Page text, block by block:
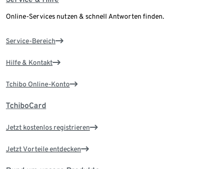
Online-Services nutzen & schnell Antworten finden.
Service-Bereich
Hilfe & Kontakt
Tchibo Online-Konto
TchiboCard
Jetzt kostenlos registrieren
Jetzt Vorteile entdecken